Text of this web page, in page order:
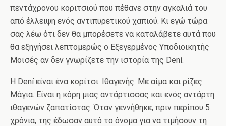
πεντάχρονου κοριτσιού που πέθανε στην αγκαλιά του
από έλλειψη ενός αντιπυρετικού χαπιού. Κι εγώ τώρα
σας λέω ότι δεν θα μπορέσετε να καταλάβετε αυτά που
θα εξηγήσει λεπτομερώς o Εξεγερμένος Υποδιοικητής
Μοϊσές αν δεν γνωρίζετε την ιστορία της Dení.
Η Dení είναι ένα κορίτσι. Ιθαγενής. Με αίμα και ρίζες
Μάγια. Είναι η κόρη μιας αντάρτισσας και ενός αντάρτη
ιθαγενών ζαπατίστας. Όταν γεννήθηκε, πριν περίπου 5
χρόνια, της έδωσαν αυτό το όνομα για να τιμήσουν τη